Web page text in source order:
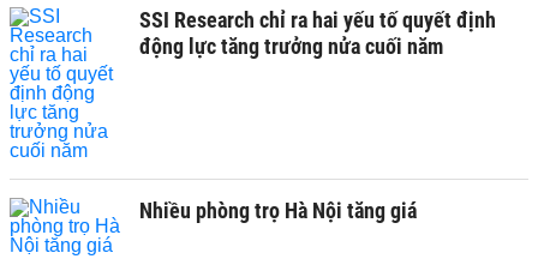
SSI Research chỉ ra hai yếu tố quyết định
động lực tăng trưởng nửa cuối năm
Nhiều phòng trọ Hà Nội tăng giá